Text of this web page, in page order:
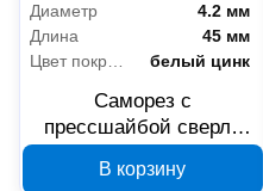
Диаметр
4.2 мм
Длина
45 мм
белый цинк
Саморез с
прессшайбой сверло
ГОСТ 4,2x45 1000 шт
В корзину